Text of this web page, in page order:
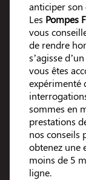
anticiper son
Les Pompes
vous
de rendre
s’agisse
vous êtes
expérimenté
sommes en
prestations
nos conseils
obtenez une
moins de 5
ligne.